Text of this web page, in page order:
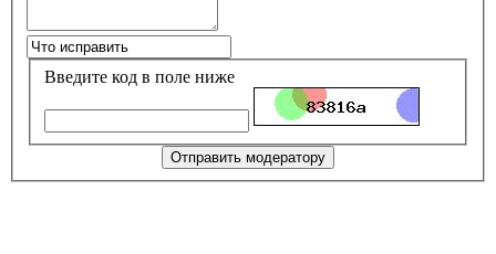
Введите код в поле ниже
Отправить модератору